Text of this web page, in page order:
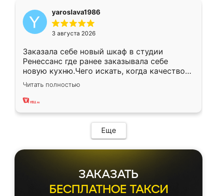
yaroslava1986
3 августа 2026
Заказала себе новый шкаф в студии
Ренессанс где ранее заказывала себе
новую кухню.Чего искать, когда качеством
вполне довольна. Служит кухня уже почти
два года, нареканий нет.
Читать полностью
Еще
ЗАКАЗАТЬ
БЕСПЛАТНОЕ ТАКСИ